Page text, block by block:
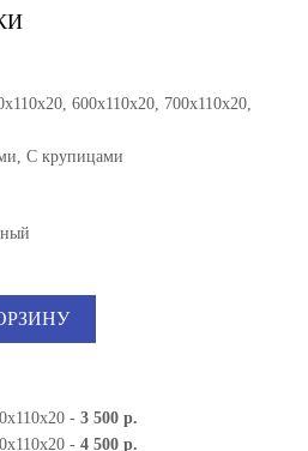
600x110x20, 700x110x20,
С крупицами
- 3 500 р.
- 4 500 р.